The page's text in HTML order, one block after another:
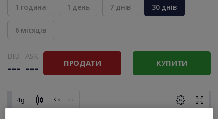
1 година 1 день 7 днів 30 днів
6 місяців
BID
---
ASK
--- ПРОДАТИ КУПИТИ